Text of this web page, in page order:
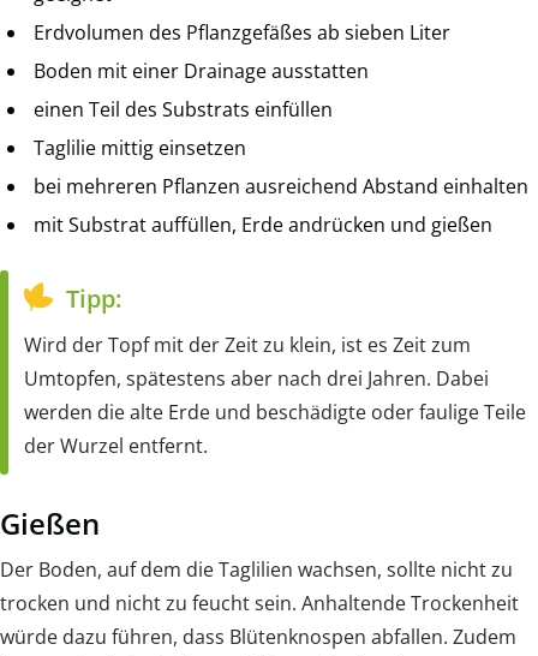
Erdvolumen des Pflanzgefäßes ab sieben Liter
Boden mit einer Drainage ausstatten
einen Teil des Substrats einfüllen
Taglilie mittig einsetzen
bei mehreren Pflanzen ausreichend Abstand einhalten
mit Substrat auffüllen, Erde andrücken und gießen
Tipp:
Wird der Topf mit der Zeit zu klein, ist es Zeit zum
Umtopfen, spätestens aber nach drei Jahren. Dabei
werden die alte Erde und beschädigte oder faulige Teile
der Wurzel entfernt.
Gießen
Der Boden, auf dem die Taglilien wachsen, sollte nicht zu
trocken und nicht zu feucht sein. Anhaltende Trockenheit
würde dazu führen, dass Blütenknospen abfallen. Zudem